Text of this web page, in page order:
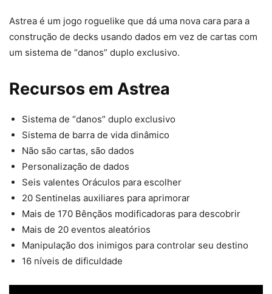
Astrea é um jogo roguelike que dá uma nova cara para a
construção de decks usando dados em vez de cartas com
um sistema de “danos” duplo exclusivo.
Recursos em Astrea
Sistema de “danos” duplo exclusivo
Sistema de barra de vida dinâmico
Não são cartas, são dados
Personalização de dados
Seis valentes Oráculos para escolher
20 Sentinelas auxiliares para aprimorar
Mais de 170 Bênçãos modificadoras para descobrir
Mais de 20 eventos aleatórios
Manipulação dos inimigos para controlar seu destino
16 níveis de dificuldade